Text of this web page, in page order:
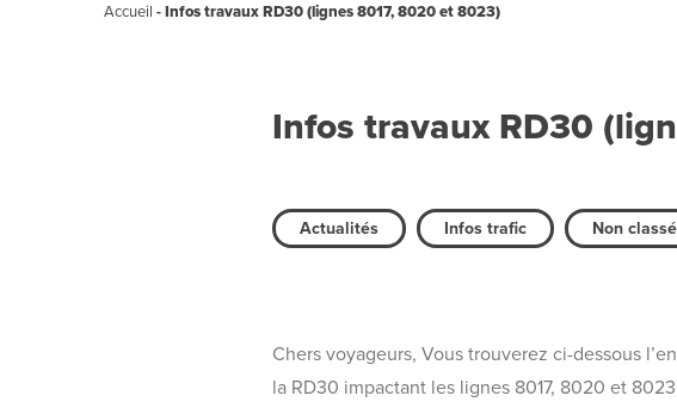
Accueil -Infos travaux RD30 (lignes 8017, 8020 et 8023)
Infos travaux RD30
Actualités Infos trafic Non classé
Chers voyageurs, Vous trouverez ci-dessous
la RD30 impactant les lignes 8017, 8020 et